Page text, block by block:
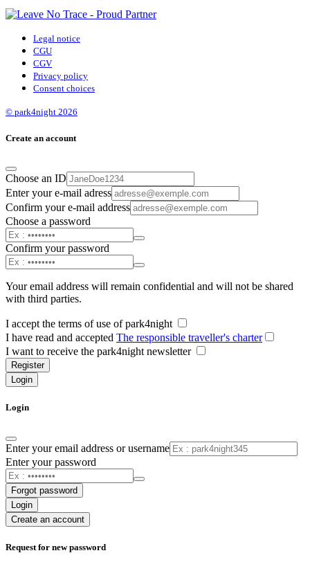
Legal notice
CGU
CGV
Privacy policy
Consent choices
© park4night 2026
Create an account
Choose an ID
Enter your e-mail adress
Confirm your e-mail address
Choose a password
Confirm your password
Your email address will remain confidential and will not be shared
with third parties.
I accept the terms of use of park4night
I have read and accepted The responsible traveller's charter
I want to receive the park4night newsletter
Register
Login
Login
Enter your email address or username
Enter your password
Forgot password
Login
Create an account
Request for new password